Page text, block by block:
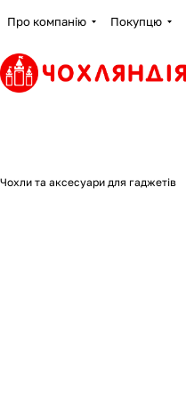
Про компанію Покупцю
Чохли та аксесуари для гаджетів